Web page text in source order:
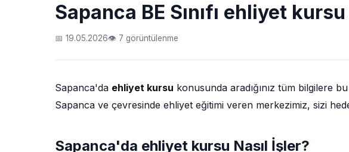
Sapanca BE Sınıfı ehliyet kursu
📅 19.05.2026👁 7 görüntülenme
Sapanca'da ehliyet kursu konusunda aradığınız tüm bilgilere
Sapanca ve çevresinde ehliyet eğitimi veren merkezimiz, sizi
Sapanca'da ehliyet kursu Nasıl İşler?